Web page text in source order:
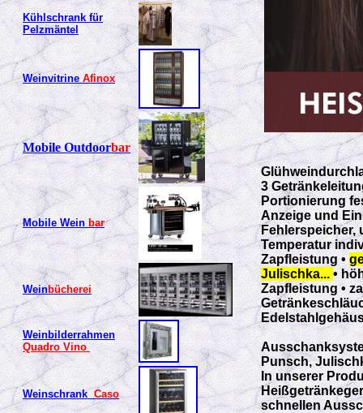
Kühlschrank für
Pelzmäntel
WeinvitrineAfinox
Mobile Outdoorbar
Mobile Weinbar
Weinbücherei
Weinbilderrahmen
Quadro Vino
WeinschrankCaso
3
Portionierung
Anzeige und
Fehlerspeicher,
Temperatur
Zapfleistung •
Julischka... •
Zapfleistung •
Punsch,
In unserer
schnellen